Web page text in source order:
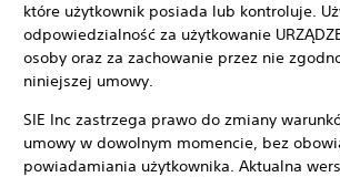
które użytkownik posiada lub kontroluje.
odpowiedzialność za użytkowanie
osoby oraz za zachowanie przez nie
niniejszej umowy.
SIE Inc zastrzega prawo do zmiany
umowy w dowolnym momencie, bez
powiadamiania użytkownika. Aktualna